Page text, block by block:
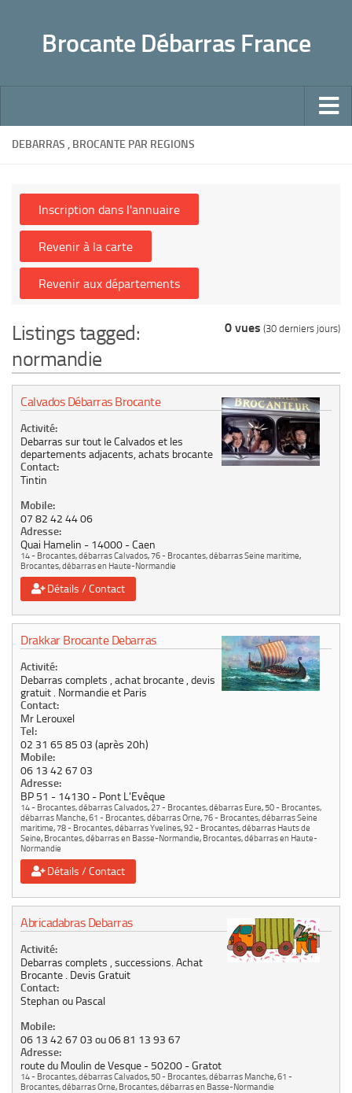
Brocante Débarras France
Accueil
Pratique
Déchetteries
Dons, Associations caritatives
Succession mode d’emploi
Faites-le vous même !
Le marché du mobilier d’occasion
Contact
DEBARRAS , BROCANTE PAR REGIONS
0 vues (30 derniers jours)
Listings tagged:
normandie
Calvados Débarras Brocante
Activité:
Debarras sur tout le Calvados et les
departements adjacents, achats brocante
Contact:
Tintin
Mobile:
07 82 42 44 06
Adresse:
Quai Hamelin 14000 Caen
14 - Brocantes, débarras Calvados,76 - Brocantes, débarras Seine maritime,
Brocantes, débarras en Haute-Normandie
Détails / Contact
Drakkar Brocante Debarras
Activité:
Debarras complets , achat brocante , devis
gratuit . Normandie et Paris
Contact:
Mr Lerouxel
Tel:
02 31 65 85 03 (après 20h)
Mobile:
06 13 42 67 03
Adresse:
BP 51 14130 Pont L'Evêque
14 - Brocantes, débarras Calvados,27 - Brocantes, débarras Eure,50 - Brocantes,
débarras Manche,61 - Brocantes, débarras Orne,76 - Brocantes, débarras Seine
maritime,78 - Brocantes, débarras Yvelines,92 - Brocantes, débarras Hauts de
Seine, Brocantes, débarras en Basse-Normandie, Brocantes, débarras en Haute-
Normandie
Détails / Contact
Abricadabras Debarras
Activité:
Debarras complets , successions. Achat
Brocante . Devis Gratuit
Contact:
Stephan ou Pascal
Mobile:
06 13 42 67 03 ou 06 81 13 93 67
Adresse:
route du Moulin de Vesque 50200 Gratot
14 - Brocantes, débarras Calvados,50 - Brocantes, débarras Manche,61 -
Brocantes, débarras Orne, Brocantes, débarras en Basse-Normandie